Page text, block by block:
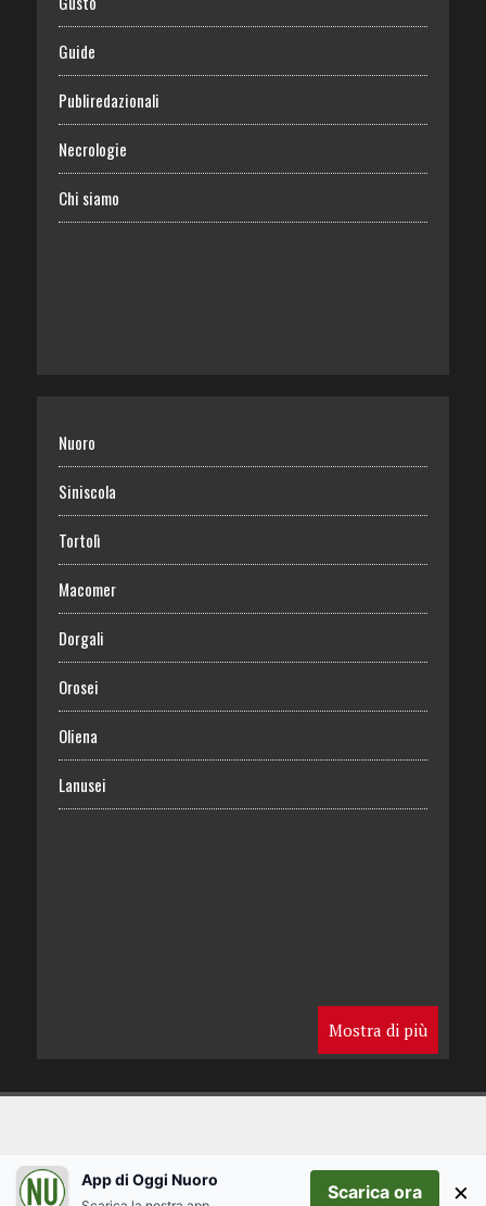
Guide
Publiredazionali
Necrologie
Chi siamo
Nuoro
Siniscola
Tortolì
Macomer
Dorgali
Orosei
Oliena
Lanusei
Mostra di più
App di Oggi Nuoro
Scarica ora ×